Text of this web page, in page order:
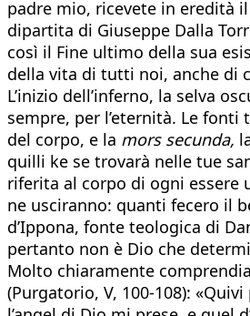
padre mio, ricevete in eredità
dipartita di Giuseppe Dalla
così il Fine ultimo della sua
della vita di tutti noi, anche di
L’inizio dell’inferno, la selva
sempre, per l’eternità. Le fonti
del corpo, e la mors secunda,
quilli ke se trovarà nelle tue
riferita al corpo di ogni essere
ne usciranno: quanti fecero il
d’Ippona, fonte teologica di
pertanto non è Dio che
Molto chiaramente
(Purgatorio, V, 100-108):